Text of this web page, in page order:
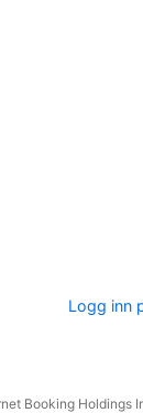
Logg inn
Booking Holdings